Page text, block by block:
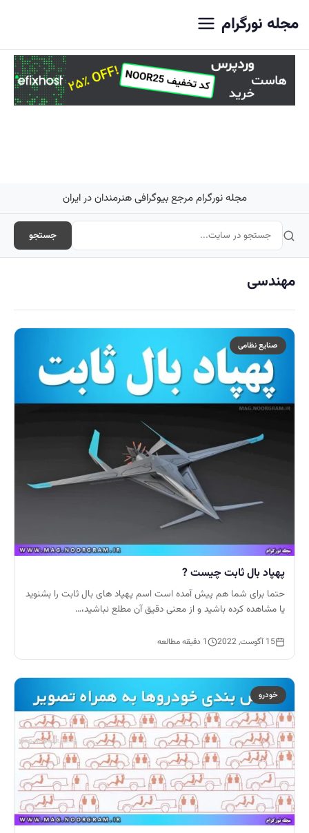
مجله نورگرام
مجله نورگرام مرجع بیوگرافی هنرمندان در ایران
جستجو
مهندسی
صنایع نظامی
پهپاد بال ثابت چیست ?
حتما برای شما هم پیش آمده است اسم پهپاد های بال ثابت را بشنوید
یا مشاهده کرده باشید و از معنی دقیق آن مطلع نباشید،…
15 آگوست, 2022 1 دقیقه مطالعه
خودرو